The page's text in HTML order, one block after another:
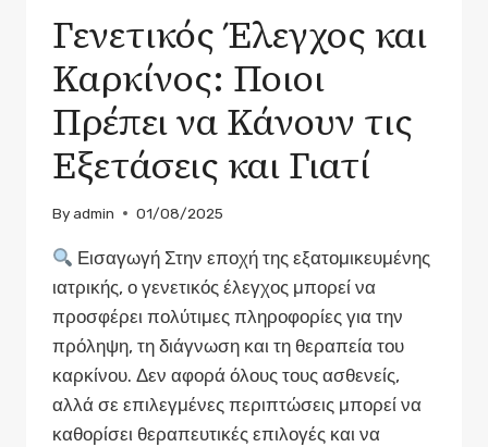
ΚΆΝΟΥΝ
ΟΙ
ΑΣΘΕΝΕΊΣ
ΚΑΙ
ΟΙ
ΦΡΟΝΤΙΣΤΈΣ
Γενετικός Έλεγχος και
Καρκίνος: Ποιοι
Πρέπει να Κάνουν τις
Εξετάσεις και Γιατί
Byadmin 01/08/2025
Εισαγωγή Στην εποχή της εξατομικευμένης
ιατρικής, ο γενετικός έλεγχος μπορεί να
προσφέρει πολύτιμες πληροφορίες για την
πρόληψη, τη διάγνωση και τη θεραπεία του
καρκίνου. Δεν αφορά όλους τους ασθενείς,
αλλά σε επιλεγμένες περιπτώσεις μπορεί να
καθορίσει θεραπευτικές επιλογές και να